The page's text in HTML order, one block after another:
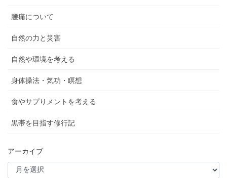
腰痛について
自然の力と災害
自然や環境を考える
身体操法・気功・瞑想
食やサプりメントを考える
黒帯を目指す修行記
アーカイブ